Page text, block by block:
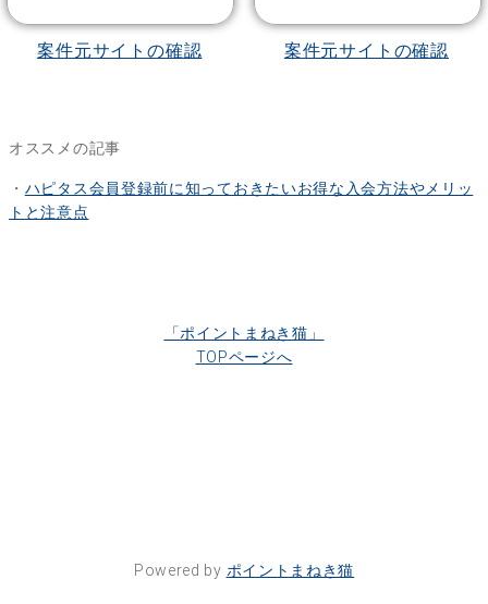
案件元サイトの確認 案件元サイトの確認
オススメの記事
・ ハピタス会員登録前に知っておきたいお得な入会方法やメリッ
トと注意点
「ポイントまねき猫」
TOPページへ
Powered by ポイントまねき猫